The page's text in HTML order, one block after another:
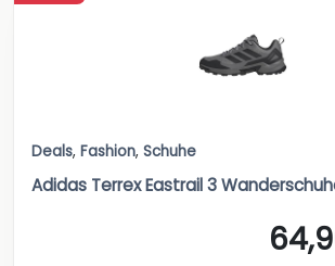
Deals, Fashion, Schuhe
Adidas Terrex Eastrail 3